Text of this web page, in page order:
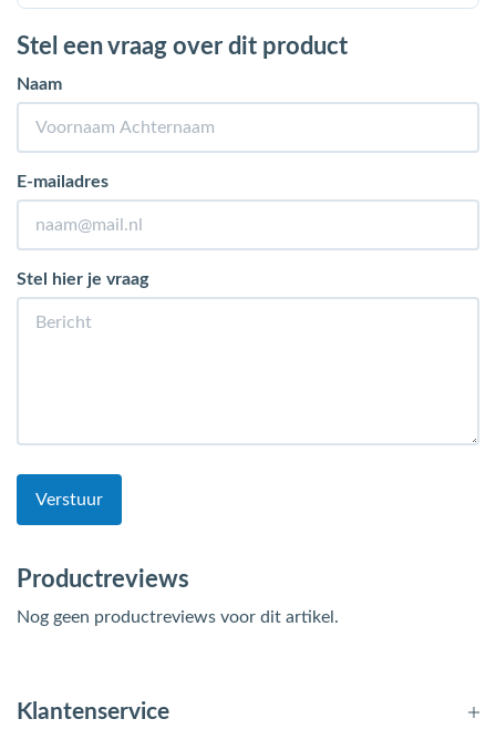
Stel een vraag over dit product
Naam
E-mailadres
Stel hier je vraag
Verstuur
Productreviews
Nog geen productreviews voor dit artikel.
Klantenservice